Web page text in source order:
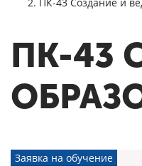
ПК-43 Создание и
ПК-43
Заявка на обучение